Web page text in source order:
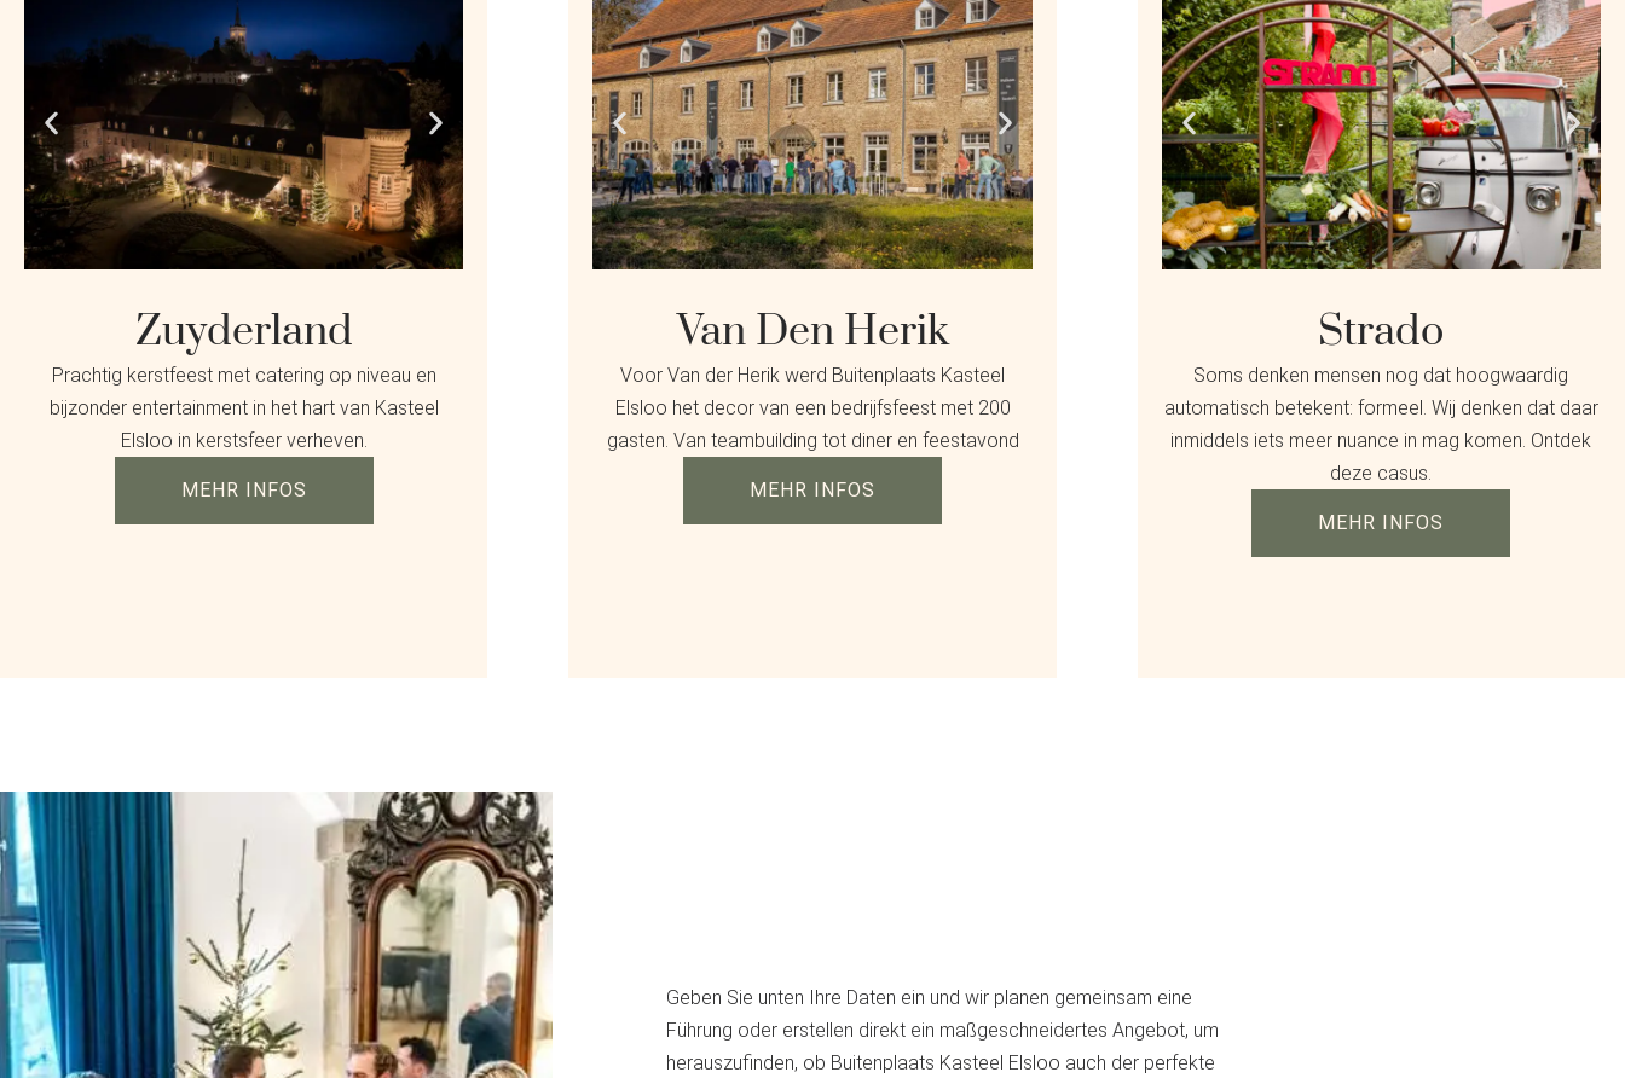
Zuyderland
Prachtig kerstfeest met catering op niveau en
bijzonder entertainment in het hart van Kasteel
Elsloo in kerstsfeer verheven.
MEHR INFOS
Van Den Herik
Voor Van der Herik werd Buitenplaats Kasteel
Elsloo het decor van een bedrijfsfeest met 200
gasten. Van teambuilding tot diner en feestavond
MEHR INFOS
Strado
Soms denken mensen nog dat hoogwaardig
automatisch betekent: formeel. Wij denken dat daar
inmiddels iets meer nuance in mag komen. Ontdek
deze casus.
MEHR INFOS
Geben Sie unten Ihre Daten ein und wir planen gemeinsam eine
Führung oder erstellen direkt ein maßgeschneidertes Angebot, um
herauszufinden, ob Buitenplaats Kasteel Elsloo auch der perfekte